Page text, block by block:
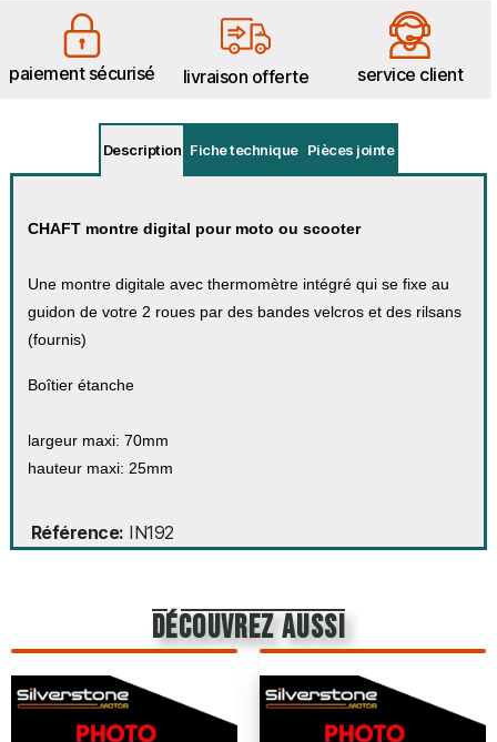
paiement sécurisé livraison offerte service client
Description Fiche technique Pièces jointe
CHAFT montre digital pour moto ou scooter
Une montre digitale avec thermomètre intégré qui se fixe au
guidon de votre 2 roues par des bandes velcros et des rilsans
(fournis)
Boîtier étanche
largeur maxi: 70mm
hauteur maxi: 25mm
Référence IN192
découvrez aussi